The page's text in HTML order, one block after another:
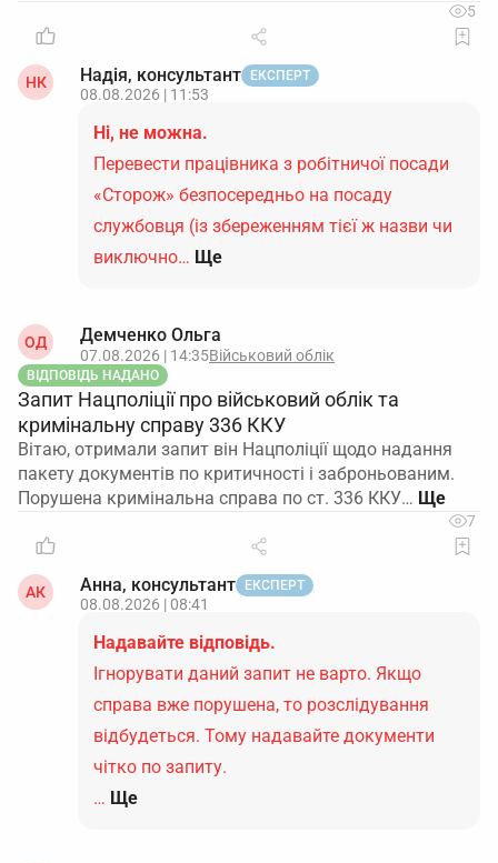
5
НК Надія, консультант ЕКСПЕРТ
08.08.2026 | 11:53
Ні, не можна.
Перевести працівника з робітничої посади
«Сторож» безпосередньо на посаду
службовця (із збереженням тієї ж назви чи
виключно… Ще
ОД Демченко Ольга
07.08.2026 | 14:35Військовий облік
ВІДПОВІДЬ НАДАНО
Запит Нацполіції про військовий облік та
кримінальну справу 336 ККУ
Вітаю, отримали запит він Нацполіції щодо надання
пакету документів по критичності і заброньованим.
Порушена кримінальна справа по ст. 336 ККУ…
7
АК Анна, консультант ЕКСПЕРТ
08.08.2026 | 08:41
Надавайте відповідь.
Ігнорувати даний запит не варто. Якщо
справа вже порушена, то розслідування
відбудеться. Тому надавайте документи
чітко по запиту.
… Ще